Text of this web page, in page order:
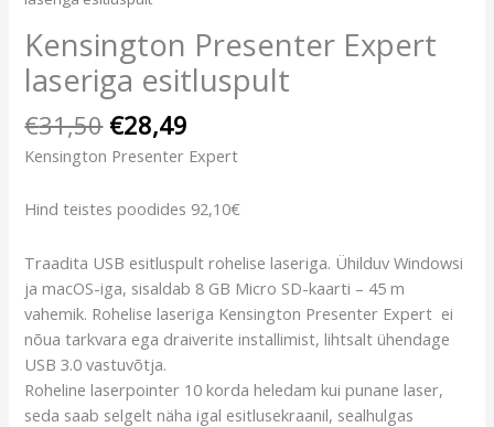
Kensington Presenter Expert
laseriga esitluspult
€31,50 €28,49
Kensington Presenter Expert
Hind teistes poodides 92,10€
Traadita USB esitluspult rohelise laseriga. Ühilduv Windowsi
ja macOS-iga, sisaldab 8 GB Micro SD-kaarti – 45 m
vahemik. Rohelise laseriga Kensington Presenter Expert ei
nõua tarkvara ega draiverite installimist, lihtsalt ühendage
USB 3.0 vastuvõtja.
Roheline laserpointer 10 korda heledam kui punane laser,
seda saab selgelt näha igal esitlusekraanil, sealhulgas